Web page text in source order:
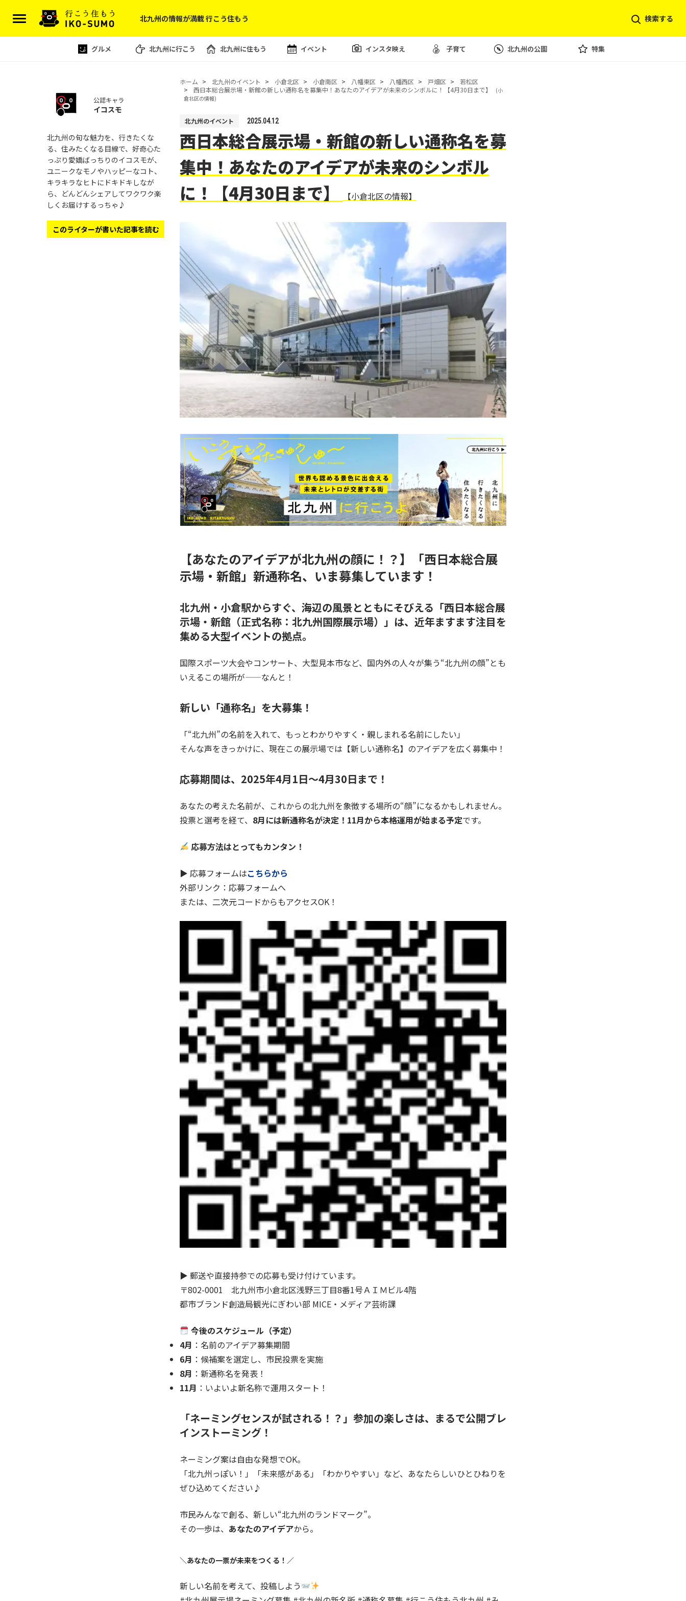
北九州の情報が満載 行こう住もう 検索する
グルメ 北九州に行こう 北九州に住もう イベント インスタ映え 子育て 北九州の公園 特集
ホーム 北九州のイベント 小倉北区 小倉南区 八幡東区 八幡西区 戸畑区
若松区
西日本総合展示場・新館の新しい通称名を募集中！あなたのアイデアが未来のシンボルに！【4月30日まで】
(小
倉北区の情報)
北九州のイベント 2025.04.12
西日本総合展示場・新館の新しい通称名を募
集中！あなたのアイデアが未来のシンボル
に！【4月30日まで】
【小倉北区の情報】
【あなたのアイデアが北九州の顔に！？】「西日本総合展
示場・新館」新通称名、いま募集しています！
北九州・小倉駅からすぐ、海辺の風景とともにそびえる「西日本総合展
示場・新館（正式名称：北九州国際展示場）」は、近年ますます注目を
集める大型イベントの拠点。
国際スポーツ大会やコンサート、大型見本市など、国内外の人々が集う“北九州の顔”とも
いえるこの場所が——なんと！
新しい「通称名」を大募集！
「“北九州”の名前を入れて、もっとわかりやすく・親しまれる名前にしたい」
そんな声をきっかけに、現在この展示場では【新しい通称名】のアイデアを広く募集中！
応募期間は、2025年4月1日～4月30日まで！
あなたの考えた名前が、これからの北九州を象徴する場所の“顔”になるかもしれません。
投票と選考を経て、 8月には新通称名が決定！11月から本格運用が始まる予定です。
応募方法はとってもカンタン！
▶︎ 応募フォームはこちらから
外部リンク：応募フォームへ
または、二次元コードからもアクセスOK！
▶︎ 郵送や直接持参での応募も受け付けています。
〒802-0001 北九州市小倉北区浅野三丁目8番1号ＡＩＭビル4階
都市ブランド創造局観光にぎわい部 MICE・メディア芸術課
今後のスケジュール（予定）
4月 ：名前のアイデア募集期間
6月 ：候補案を選定し、市民投票を実施
8月 ：新通称名を発表！
11月 ：いよいよ新名称で運用スタート！
「ネーミングセンスが試される！？」参加の楽しさは、まるで公開ブレ
インストーミング！
ネーミング案は自由な発想でOK。
「北九州っぽい！」「未来感がある」「わかりやすい」など、あなたらしいひとひねりを
ぜひ込めてください♪
市民みんなで創る、新しい“北九州のランドマーク”。
その一歩は、 あなたのアイデアから。
＼あなたの一票が未来をつくる！／
新しい名前を考えて、投稿しよう
公認キャラ
イコスモ
北九州の旬な魅力を、行きたくな
る、住みたくなる目線で、好奇心た
っぷり愛嬌ばっちりのイコスモが、
ユニークなモノやハッピーなコト、
キラキラなヒトにドキドキしなが
ら、どんどんシェアしてワクワク楽
しくお届けするっちゃ♪
このライターが書いた記事を読む